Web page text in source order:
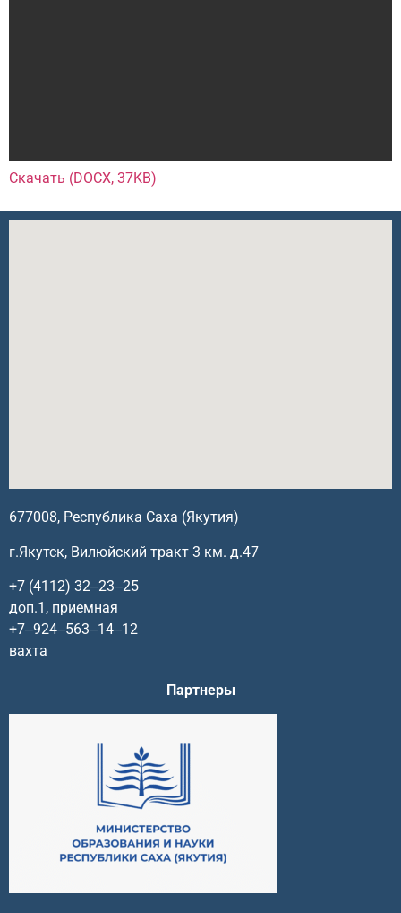
Скачать (DOCX, 37KB)
677008, Республика Саха (Якутия)
г.Якутск, Вилюйский тракт 3 км. д.47
+7 (4112) 32‒23‒25
доп.1, приемная
+7‒924‒563‒14‒12
вахта
Партнеры